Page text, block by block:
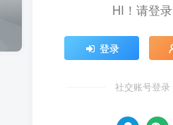
HI！请登录
登录
社交账号登录